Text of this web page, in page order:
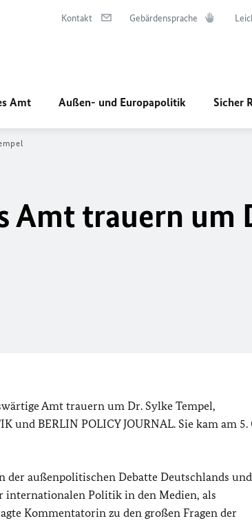
Kontakt Gebärdensprache
Amt Außen- und Europapolitik Sicher
Amt trauern um
Amt trauern um Dr. Sylke Tempel,
BERLIN POLICY JOURNAL. Sie kam am 5.
außenpolitischen Debatte Deutschlands
internationalen Politik in den Medien, als
Kommentatorin zu den großen Fragen der